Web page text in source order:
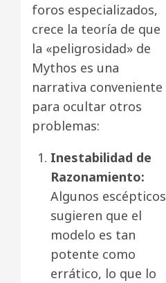
foros especializados,
crece la teoría de que
la «peligrosidad» de
Mythos es una
narrativa conveniente
para ocultar otros
problemas:
Inestabilidad de
Razonamiento:
Algunos escépticos
sugieren que el
modelo es tan
potente como
errático, lo que lo